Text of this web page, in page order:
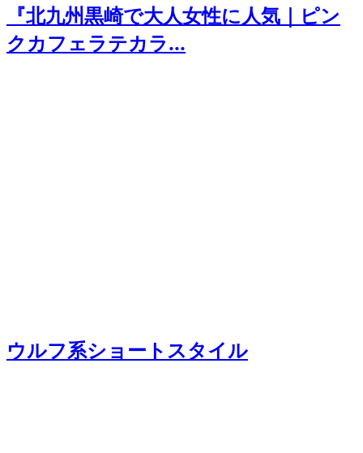
『北九州黒崎で大人女性に人気｜ピン
クカフェラテカラ...
ウルフ系ショートスタイル